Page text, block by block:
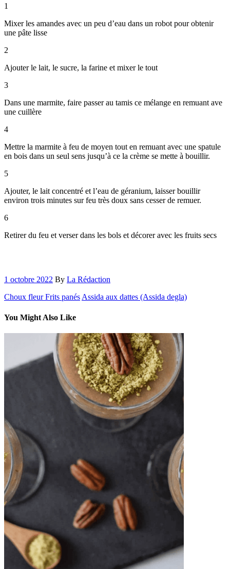
1
Mixer les amandes avec un peu d’eau dans un robot pour obtenir
une pâte lisse
2
Ajouter le lait, le sucre, la farine et mixer le tout
3
Dans une marmite, faire passer au tamis ce mélange en remuant ave
une cuillère
4
Mettre la marmite à feu de moyen tout en remuant avec une spatule
en bois dans un seul sens jusqu’à ce la crème se mette à bouillir.
5
Ajouter, le lait concentré et l’eau de géranium, laisser bouillir
environ trois minutes sur feu très doux sans cesser de remuer.
6
Retirer du feu et verser dans les bols et décorer avec les fruits secs
1 octobre 2022 By La Rédaction
Choux fleur Frits panés Assida aux dattes (Assida degla)
You Might Also Like